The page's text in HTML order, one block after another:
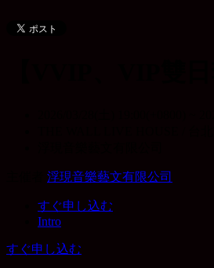
浮現音樂藝文有限公司
すぐ申し込む
Intro
すぐ申し込む